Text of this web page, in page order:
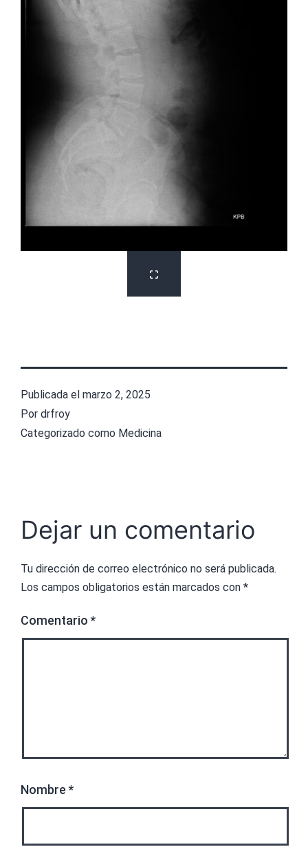
Publicada el marzo 2, 2025
Por drfroy
Categorizado como Medicina
Dejar un comentario
Tu dirección de correo electrónico no será publicada.
Los campos obligatorios están marcados con *
Comentario *
Nombre *